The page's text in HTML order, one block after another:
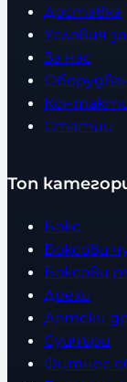
Доставка
Условия
За нас
Статии
Топ
Бокс
Боксови
Боксови
Дрехи
Детски
Суичъри
Фитнес